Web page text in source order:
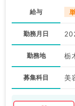
給与
勤務月日
勤務地 栃
募集科目 美